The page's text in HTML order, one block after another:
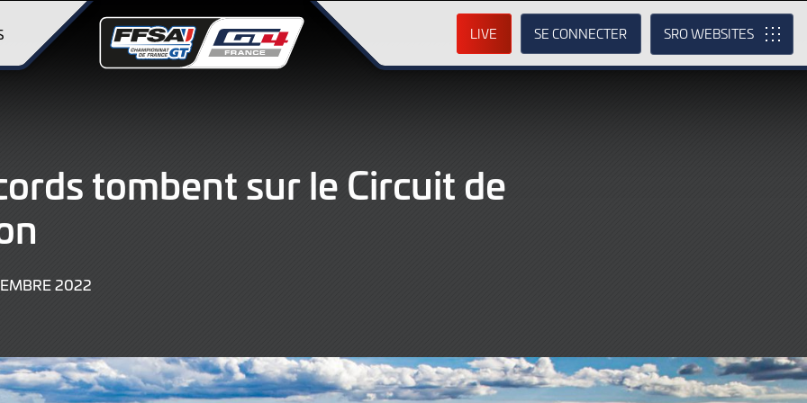
LIVE SE CONNECTER SRO
tombent sur le Circuit de
2022